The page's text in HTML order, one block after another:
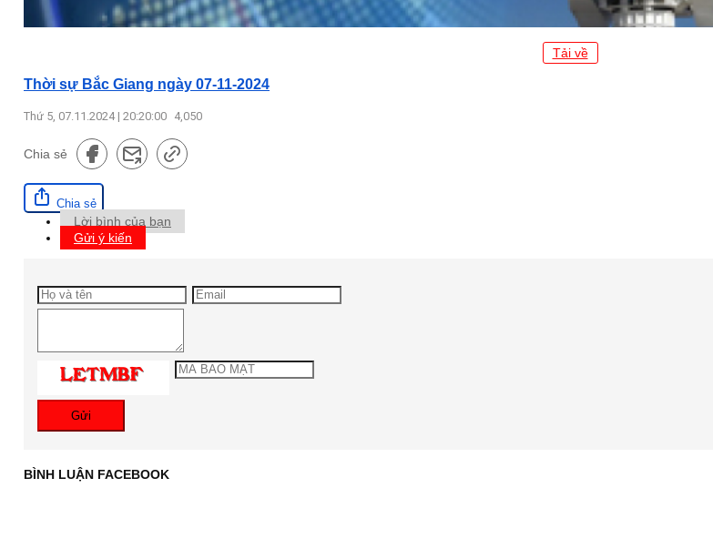
Tải về
Thời sự Bắc Giang ngày 07-11-2024
Thứ 5, 07.11.2024 | 20:20:00 4,050
Chia sẻ
Chia sẻ
Lời bình của bạn
Gửi ý kiến
Gửi
BÌNH LUẬN FACEBOOK